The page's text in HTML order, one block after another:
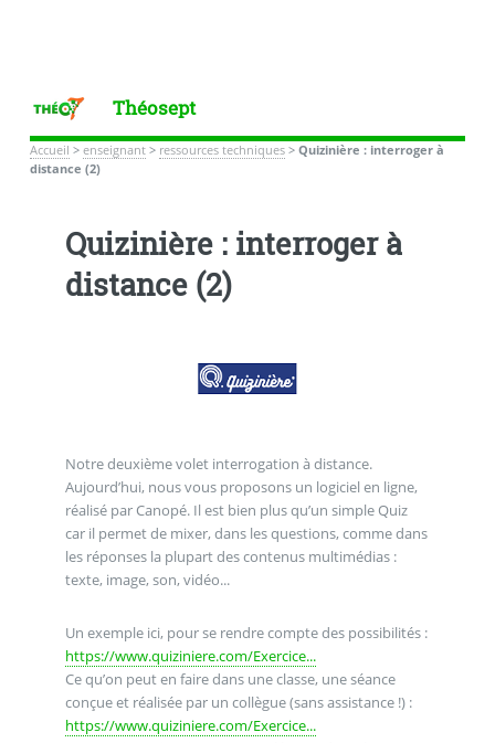
Théosept
Accueil > enseignant> ressources techniques> Quizinière : interroger à
distance (2)
Quizinière : interroger à
distance (2)
Notre deuxième volet interrogation à distance.
Aujourd’hui, nous vous proposons un logiciel en ligne,
réalisé par Canopé. Il est bien plus qu’un simple Quiz
car il permet de mixer, dans les questions, comme dans
les réponses la plupart des contenus multimédias :
texte, image, son, vidéo...
Un exemple ici, pour se rendre compte des possibilités :
https://www.quiziniere.com/Exercice...
Ce qu’on peut en faire dans une classe, une séance
conçue et réalisée par un collègue (sans assistance !) :
https://www.quiziniere.com/Exercice...